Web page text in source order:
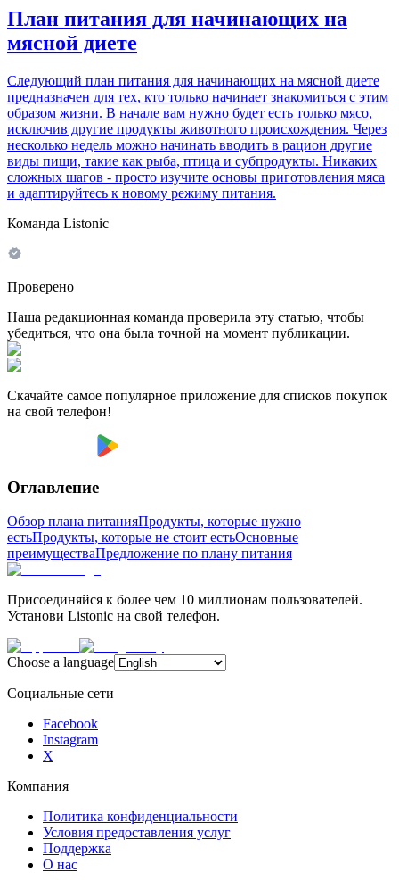
План питания для начинающих на
мясной диете
Следующий план питания для начинающих на мясной диете
предназначен для тех, кто только начинает знакомиться с этим
образом жизни. В начале вам нужно будет есть только мясо,
исключив другие продукты животного происхождения. Через
несколько недель можно начинать вводить в рацион другие
виды пищи, такие как рыба, птица и субпродукты. Никаких
сложных шагов - просто изучите основы приготовления мяса
и адаптируйтесь к новому режиму питания.
Команда Listonic
Проверено
Наша редакционная команда проверила эту статью, чтобы
убедиться, что она была точной на момент публикации.
Скачайте самое популярное приложение для списков покупок
на свой телефон!
Оглавление
Обзор плана питанияПродукты, которые нужно
естьПродукты, которые не стоит естьОсновные
преимуществаПредложение по плану питания
Присоединяйся к более чем 10 миллионам пользователей.
Установи Listonic на свой телефон.
Choose a language
Социальные сети
Facebook
Instagram
X
Компания
Политика конфиденциальности
Условия предоставления услуг
Поддержка
О нас